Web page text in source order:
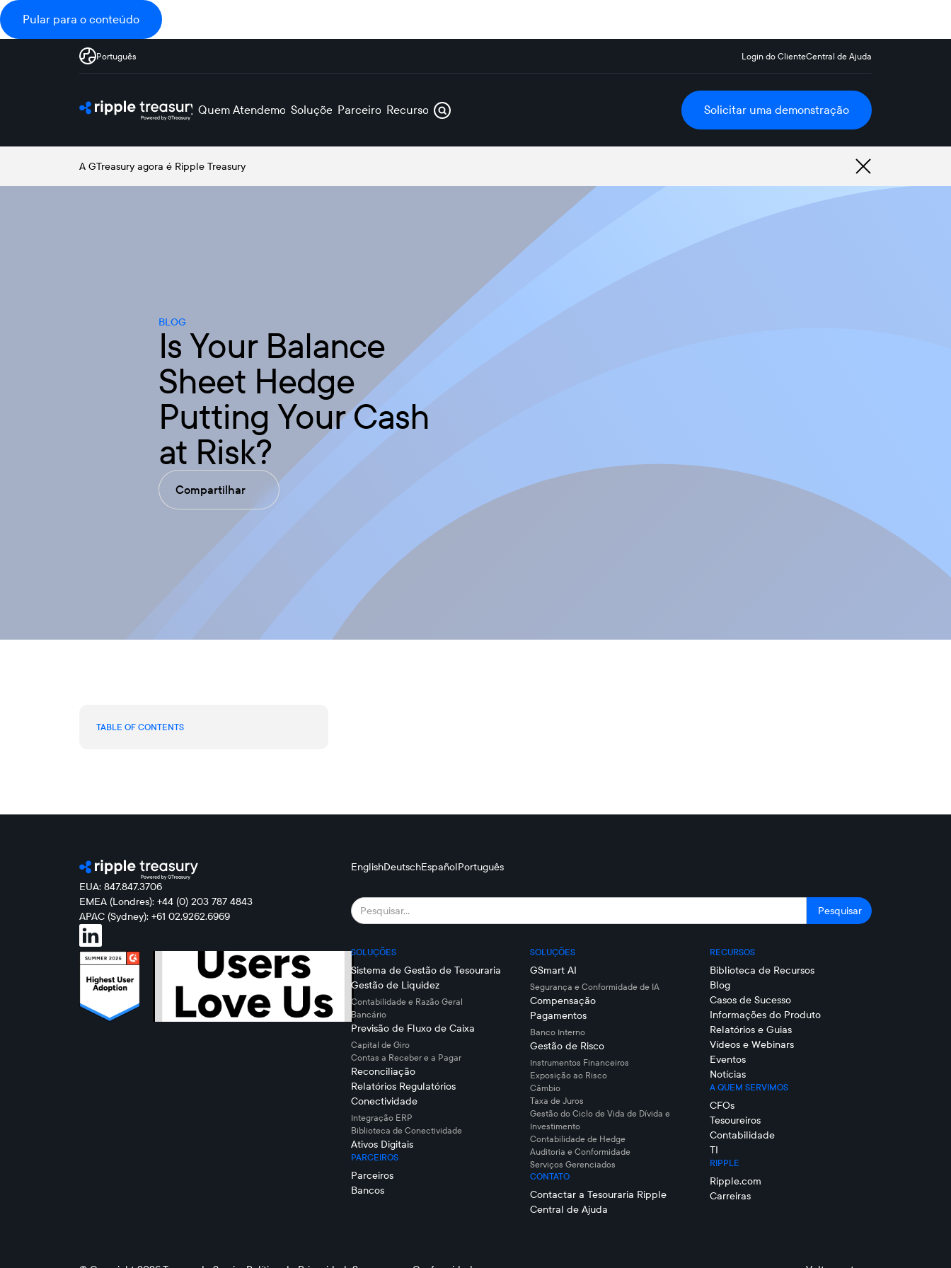
Pular para o conteúdo
Português Login do ClienteCentral de Ajuda
Quem Atendemos Soluções Parceiros Recursos Solicitar uma demonstração
A GTreasury agora é Ripple Treasury
BLOG
Is Your Balance
Sheet Hedge
Putting Your Cash
at Risk?
Compartilhar
TABLE OF CONTENTS
EUA: 847.847.3706
EMEA (Londres): +44 (0) 203 787 4843
APAC (Sydney): +61 02.9262.6969
EnglishDeutschEspañolPortuguês
SOLUÇÕES
Sistema de Gestão de Tesouraria
Gestão de Liquidez
Contabilidade e Razão Geral
Bancário
Previsão de Fluxo de Caixa
Capital de Giro
Contas a Receber e a Pagar
Reconciliação
Relatórios Regulatórios
Conectividade
Integração ERP
Biblioteca de Conectividade
Ativos Digitais
PARCEIROS
Parceiros
Bancos
SOLUÇÕES
GSmart AI
Segurança e Conformidade de IA
Compensação
Pagamentos
Banco Interno
Gestão de Risco
Instrumentos Financeiros
Exposição ao Risco
Câmbio
Taxa de Juros
Gestão do Ciclo de Vida de Dívida e
Investimento
Contabilidade de Hedge
Auditoria e Conformidade
Serviços Gerenciados
CONTATO
Contactar a Tesouraria Ripple
Central de Ajuda
RECURSOS
Biblioteca de Recursos
Blog
Casos de Sucesso
Informações do Produto
Relatórios e Guias
Vídeos e Webinars
Eventos
Notícias
A QUEM SERVIMOS
CFOs
Tesoureiros
Contabilidade
TI
RIPPLE
Ripple.com
Carreiras